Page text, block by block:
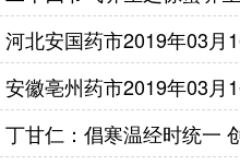
河北安国药市2019年03月
安徽亳州药市2019年03月
丁甘仁：倡寒温经时统一